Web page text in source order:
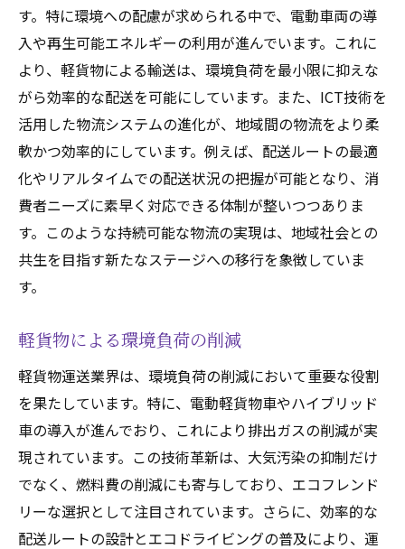
す。特に環境への配慮が求められる中で、電動車両の導
入や再生可能エネルギーの利用が進んでいます。これに
より、軽貨物による輸送は、環境負荷を最小限に抑えな
がら効率的な配送を可能にしています。また、ICT技術を
活用した物流システムの進化が、地域間の物流をより柔
軟かつ効率的にしています。例えば、配送ルートの最適
化やリアルタイムでの配送状況の把握が可能となり、消
費者ニーズに素早く対応できる体制が整いつつありま
す。このような持続可能な物流の実現は、地域社会との
共生を目指す新たなステージへの移行を象徴していま
す。
軽貨物による環境負荷の削減
軽貨物運送業界は、環境負荷の削減において重要な役割
を果たしています。特に、電動軽貨物車やハイブリッド
車の導入が進んでおり、これにより排出ガスの削減が実
現されています。この技術革新は、大気汚染の抑制だけ
でなく、燃料費の削減にも寄与しており、エコフレンド
リーな選択として注目されています。さらに、効率的な
配送ルートの設計とエコドライビングの普及により、運